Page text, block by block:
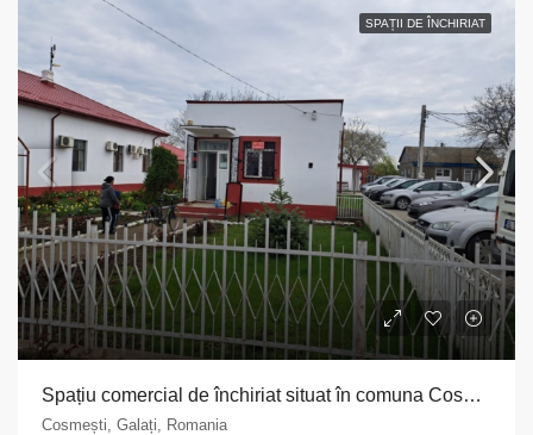
SPAȚII DE ÎNCHIRIAT
Spațiu comercial de închiriat situat în comuna Cosmești, județul Galați
Cosmești, Galați, Romania